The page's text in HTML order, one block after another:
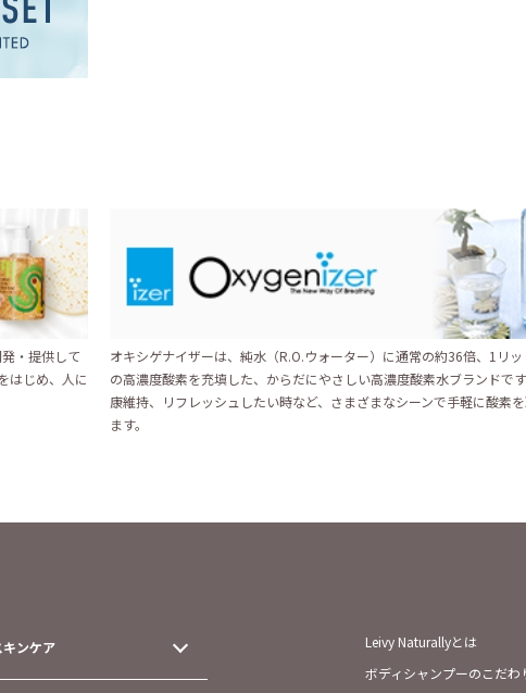
・提供して
はじめ、人に
オキシゲナイザーは、純水（R.O.ウォーター）に通常の約36倍、1リ
の高濃度酸素を充填した、からだにやさしい高濃度酸素水ブランドで
康維持、リフレッシュしたい時など、さまざまなシーンで手軽に酸素
ます。
キンケア
Leivy Naturallyとは
ボディシャンプーのこだわ